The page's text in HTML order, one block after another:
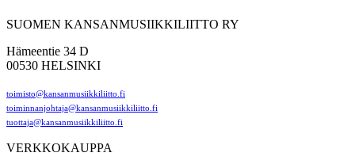
SUOMEN KANSANMUSIIKKILIITTO RY
Hämeentie 34 D
00530 HELSINKI
toimisto@kansanmusiikkiliitto.fi
toiminnanjohtaja@kansanmusiikkiliitto.fi
tuottaja@kansanmusiikkiliitto.fi
VERKKOKAUPPA